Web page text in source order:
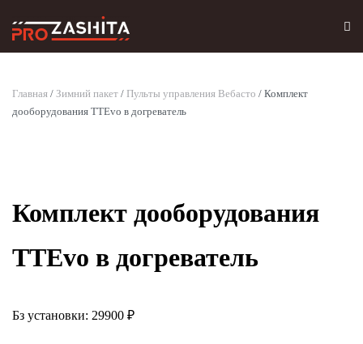
Skip to main content
Главная / Зимний пакет / Пульты управления Вебасто / Комплект
дооборудования TTEvo в догреватель
Комплект дооборудования
TTEvo в догреватель
Бз установки: 29900 ₽